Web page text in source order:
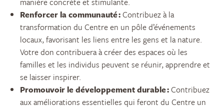
Renforcer la communauté :Contribuez à la
transformation du Centre en un pôle d’événements
locaux, favorisant les liens entre les gens et la nature.
Votre don contribuera à créer des espaces où les
familles et les individus peuvent se réunir, apprendre et
se laisser inspirer.
Promouvoir le développement durable :Contribuez
aux améliorations essentielles qui feront du Centre un